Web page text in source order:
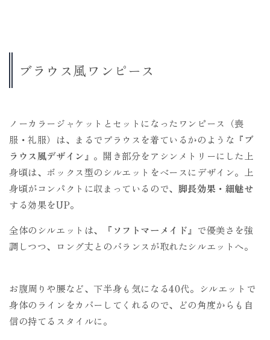
ブラウス風ワンピース
ノーカラージャケットとセットになったワンピース（喪
服・礼服）は、まるでブラウスを着ているかのような 『ブ
ラウス風デザイン』 。開き部分をアシンメトリーにした上
身頃は、ボックス型のシルエットをベースにデザイン。上
身頃がコンパクトに収まっているので、 脚長効果・細魅せ
する効果をUP。
全体のシルエットは、
『ソフトマーメイド』 で優美さを強
調しつつ、ロング丈とのバランスが取れたシルエットへ。
お腹周りや腰など、下半身も気になる40代。シルエットで
身体のラインをカバーしてくれるので、どの角度からも自
信の持てるスタイルに。